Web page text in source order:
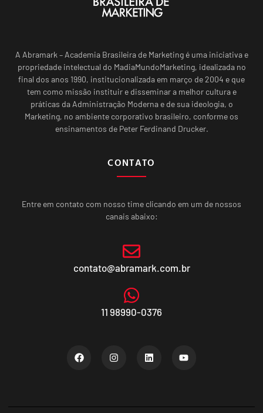
A Abramark – Academia Brasileira de Marketing é uma iniciativa e
propriedade intelectual do MadiaMundoMarketing, idealizada no
final dos anos 1990, institucionalizada em março de 2004 e que
tem como missão instituir e disseminar a melhor cultura e
práticas da Administração Moderna e de sua ideologia, o
Marketing, no ambiente corporativo brasileiro, conforme os
ensinamentos de Peter Ferdinand Drucker.
CONTATO
Entre em contato com nosso time clicando em um de nossos
canais abaixo:
contato@abramark.com.br
11 98990-0376